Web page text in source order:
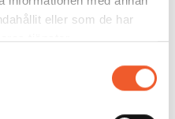
eller som de har
tjänster.
i Stockholm eller
del av aktuell kunskap,
föreläsningar om